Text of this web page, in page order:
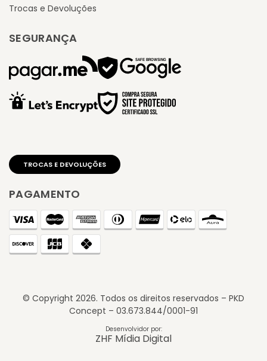
Trocas e Devoluções
SEGURANÇA
PAGAMENTO
© Copyright 2026. Todos os direitos reservados – PKD
Concept – 03.673.844/0001-91
Desenvolvidor por:
ZHF Mídia Digital